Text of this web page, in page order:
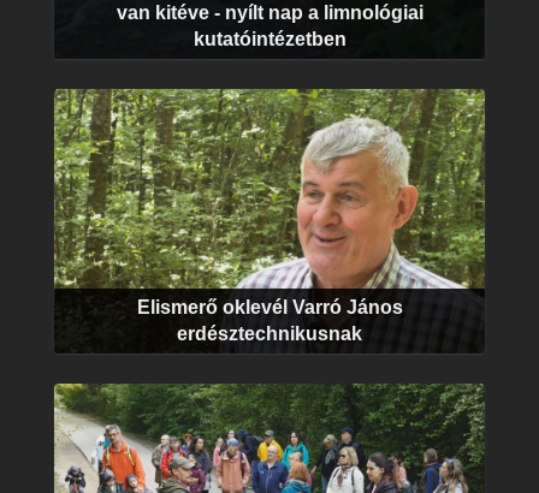
van kitéve - nyílt nap a limnológiai
kutatóintézetben
Elismerő oklevél Varró János
erdésztechnikusnak